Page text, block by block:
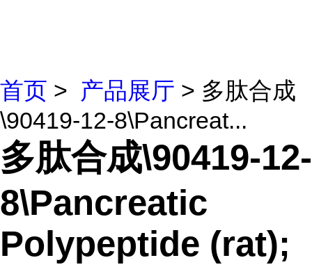
首页 > 产品展厅 > 多肽合成
\90419-12-8\Pancreat...
多肽合成\90419-12-
8\Pancreatic
Polypeptide (rat);